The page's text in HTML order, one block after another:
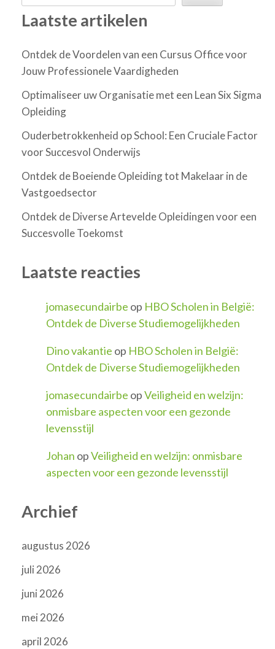
Laatste artikelen
Ontdek de Voordelen van een Cursus Office voor
Jouw Professionele Vaardigheden
Optimaliseer uw Organisatie met een Lean Six Sigma
Opleiding
Ouderbetrokkenheid op School: Een Cruciale Factor
voor Succesvol Onderwijs
Ontdek de Boeiende Opleiding tot Makelaar in de
Vastgoedsector
Ontdek de Diverse Artevelde Opleidingen voor een
Succesvolle Toekomst
Laatste reacties
jomasecundairbe op HBO Scholen in België:
Ontdek de Diverse Studiemogelijkheden
Dino vakantie op HBO Scholen in België:
Ontdek de Diverse Studiemogelijkheden
jomasecundairbe opVeiligheid en welzijn:
onmisbare aspecten voor een gezonde
levensstijl
Johan opVeiligheid en welzijn: onmisbare
aspecten voor een gezonde levensstijl
Archief
augustus 2026
juli 2026
juni 2026
mei 2026
april 2026